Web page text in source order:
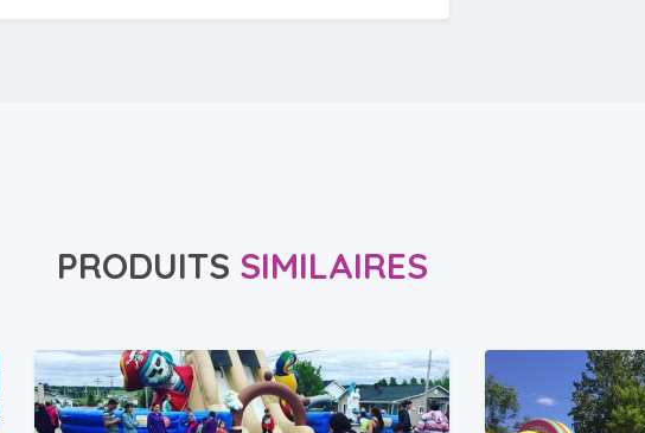
PRODUITS SIMILAIRES